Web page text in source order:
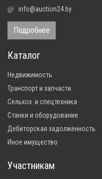
@ info@auction24.by
Подробнее
Каталог
Недвижимость
Транспорт и запчасти
Сельхоз. и спецтехника
Станки и оборудование
Дебиторская задолженность
Иное имущество
Участникам